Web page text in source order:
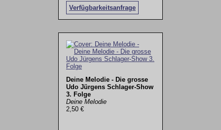
Verfügbarkeitsanfrage
Deine Melodie - Die grosse
Udo Jürgens Schlager-Show
3. Folge
Deine Melodie
2,50 €